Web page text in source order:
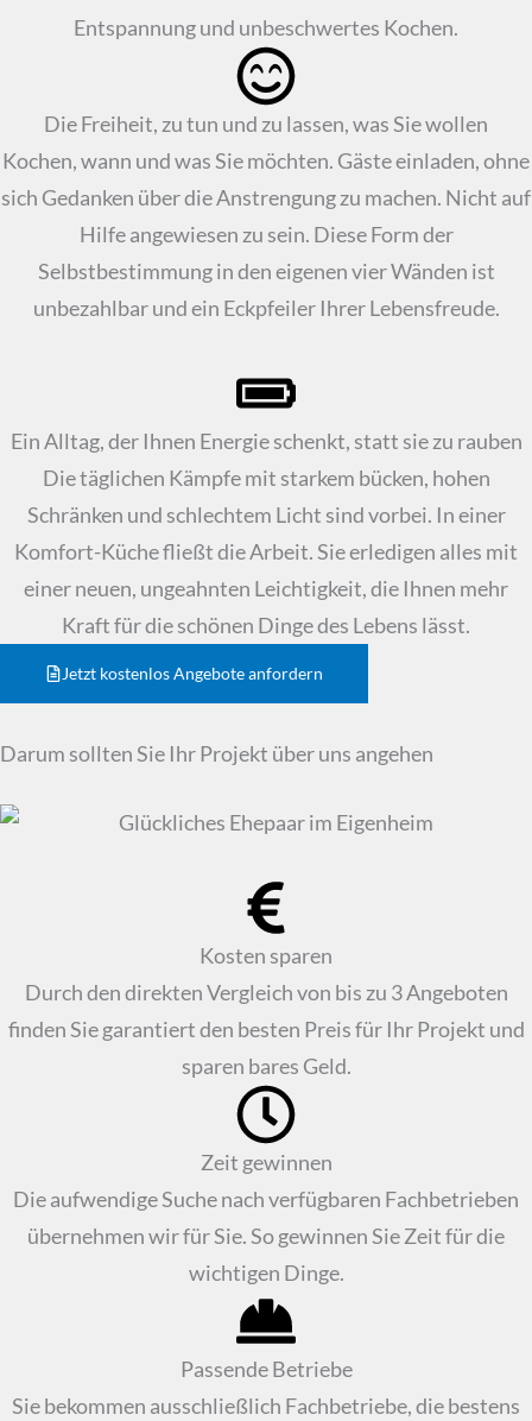
Entspannung und unbeschwertes Kochen.
Die Freiheit, zu tun und zu lassen, was Sie wollen
Kochen, wann und was Sie möchten. Gäste einladen, ohne
sich Gedanken über die Anstrengung zu machen. Nicht auf
Hilfe angewiesen zu sein. Diese Form der
Selbstbestimmung in den eigenen vier Wänden ist
unbezahlbar und ein Eckpfeiler Ihrer Lebensfreude.
Ein Alltag, der Ihnen Energie schenkt, statt sie zu rauben
Die täglichen Kämpfe mit starkem bücken, hohen
Schränken und schlechtem Licht sind vorbei. In einer
Komfort-Küche fließt die Arbeit. Sie erledigen alles mit
einer neuen, ungeahnten Leichtigkeit, die Ihnen mehr
Kraft für die schönen Dinge des Lebens lässt.
Jetzt kostenlos Angebote anfordern
Darum sollten Sie Ihr Projekt über uns angehen
Kosten sparen
Durch den direkten Vergleich von bis zu 3 Angeboten
finden Sie garantiert den besten Preis für Ihr Projekt und
sparen bares Geld.
Zeit gewinnen
Die aufwendige Suche nach verfügbaren Fachbetrieben
übernehmen wir für Sie. So gewinnen Sie Zeit für die
wichtigen Dinge.
Passende Betriebe
Sie bekommen ausschließlich Fachbetriebe, die bestens